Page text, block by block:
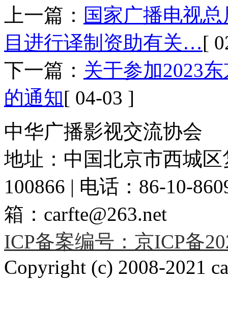
上一篇： 国家广播电视
目进行译制资助有关…[
下一篇： 关于参加2023
的通知[ 04-03 ]
中华广播影视交流协会
地址：中国北京市西城
100866 | 电话：86-10-
箱：carfte@263.net
ICP备案编号：京ICP备
Copyright (c) 2008-2021